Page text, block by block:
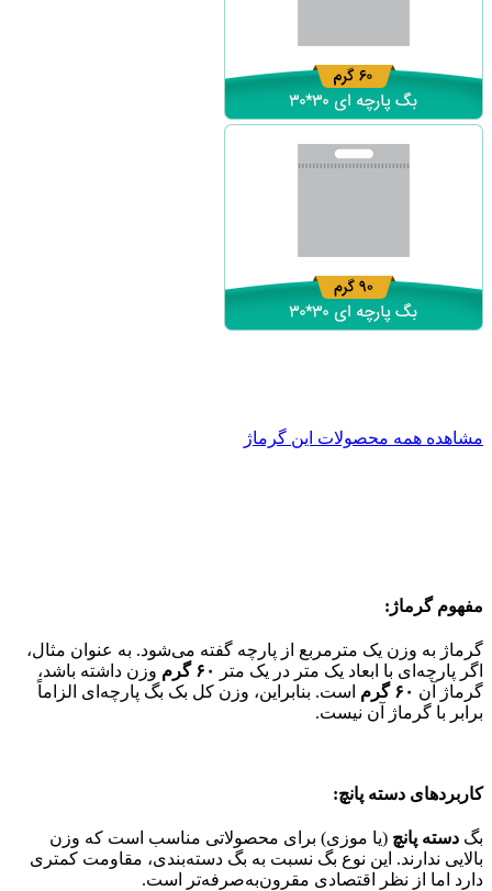
مشاهده همه محصولات این گرماژ
مفهوم گرماژ:
گرماژ به وزن یک مترمربع از پارچه گفته می‌شود. به عنوان مثال،
اگر پارچه‌ای با ابعاد یک متر در یک متر
۶۰ گرم
وزن داشته باشد،
گرماژ آن ۶۰ گرم
است. بنابراین، وزن کل بک بگ پارچه‌ای الزاماً
برابر با گرماژ آن نیست.
کاربردهای دسته پانچ:
بگ دسته پانچ (یا موزی) برای محصولاتی مناسب است که وزن
بالایی ندارند. این نوع بگ نسبت به بگ دسته‌بندی، مقاومت کمتری
دارد اما از نظر اقتصادی مقرون‌به‌صرفه‌تر است.